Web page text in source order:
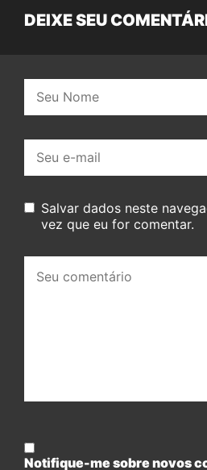
DEIXE SEU
mail:
Salvar dados neste
vez que eu for comentar.
comentário:
Notifique-me sobre novos